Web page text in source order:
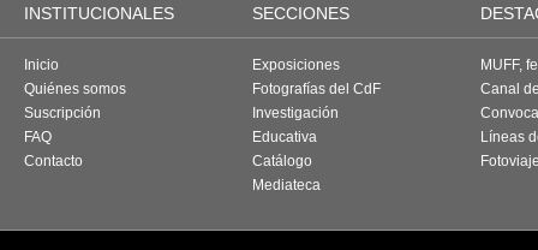
INSTITUCIONALES SECCIONES
Inicio
Quiénes somos
Suscripción
FAQ
Contacto
Exposiciones
Fotografías del CdF
Investigación
Educativa
Catálogo
Mediateca
MUFF,
Canal
Líneas